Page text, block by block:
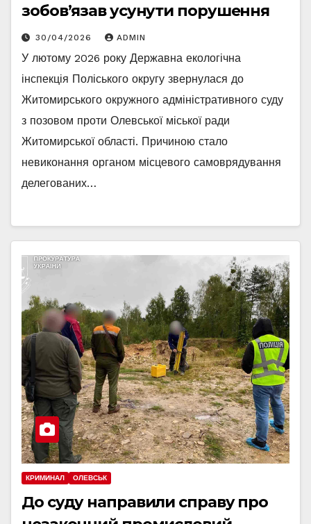
зобов’язав усунути порушення
30/04/2026 ADMIN
У лютому 2026 року Державна екологічна
інспекція Поліського округу звернулася до
Житомирського окружного адміністративного суду
з позовом проти Олевської міської ради
Житомирської області. Причиною стало
невиконання органом місцевого самоврядування
делегованих…
КРИМИНАЛ ОЛЕВСЬК
До суду направили справу про